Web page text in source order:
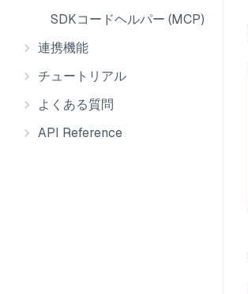
SDKコードヘルパー (MCP)
連携機能
チュートリアル
よくある質問
API Reference